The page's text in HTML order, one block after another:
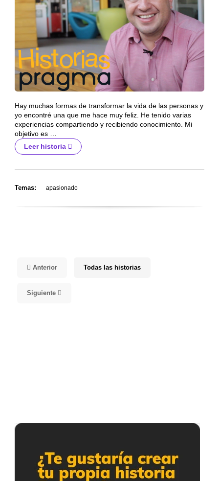
Hay muchas formas de transformar la vida de las personas y
yo encontré una que me hace muy feliz. He tenido varias
experiencias compartiendo y recibiendo conocimiento. Mi
objetivo es …
Leer historia
Temas: apasionado
Anterior Todas las historias
Siguiente